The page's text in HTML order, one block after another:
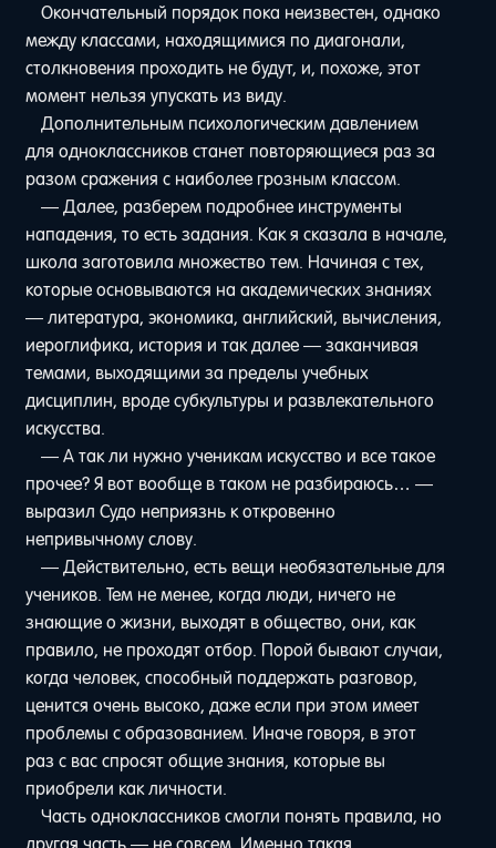
Окончательный порядок пока неизвестен, однако
между классами, находящимися по диагонали,
столкновения проходить не будут, и, похоже, этот
момент нельзя упускать из виду.
Дополнительным психологическим давлением
для одноклассников станет повторяющиеся раз за
разом сражения с наиболее грозным классом.
— Далее, разберем подробнее инструменты
нападения, то есть задания. Как я сказала в начале,
школа заготовила множество тем. Начиная с тех,
которые основываются на академических знаниях
— литература, экономика, английский, вычисления,
иероглифика, история и так далее — заканчивая
темами, выходящими за пределы учебных
дисциплин, вроде субкультуры и развлекательного
искусства.
— А так ли нужно ученикам искусство и все такое
прочее? Я вот вообще в таком не разбираюсь… —
выразил Судо неприязнь к откровенно
непривычному слову.
— Действительно, есть вещи необязательные для
учеников. Тем не менее, когда люди, ничего не
знающие о жизни, выходят в общество, они, как
правило, не проходят отбор. Порой бывают случаи,
когда человек, способный поддержать разговор,
ценится очень высоко, даже если при этом имеет
проблемы с образованием. Иначе говоря, в этот
раз с вас спросят общие знания, которые вы
приобрели как личности.
Часть одноклассников смогли понять правила, но